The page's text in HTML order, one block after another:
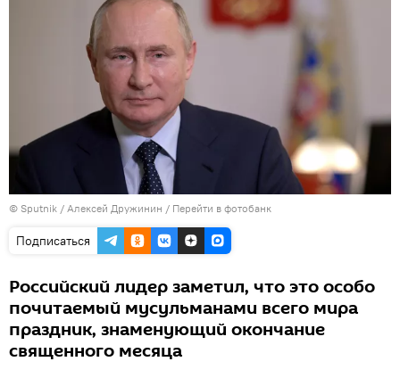
© Sputnik / Алексей Дружинин / Перейти в фотобанк
Подписаться
Российский лидер заметил, что это особо
почитаемый мусульманами всего мира
праздник, знаменующий окончание
священного месяца